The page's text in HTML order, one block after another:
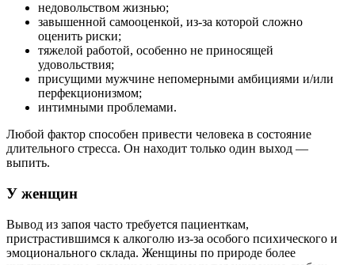
недовольством жизнью;
завышенной самооценкой, из-за которой сложно
оценить риски;
тяжелой работой, особенно не приносящей
удовольствия;
присущими мужчине непомерными амбициями и/или
перфекционизмом;
интимными проблемами.
Любой фактор способен привести человека в состояние
длительного стресса. Он находит только один выход —
выпить.
У женщин
Вывод из запоя часто требуется пациенткам,
пристрастившимся к алкоголю из-за особого психического и
эмоционального склада. Женщины по природе более